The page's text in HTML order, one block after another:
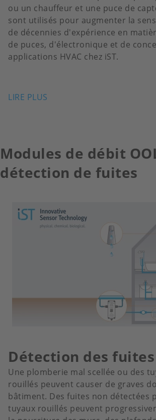
ou un chauffeur et une puce de
sont utilisés pour augmenter la
de décennies d'expérience en
de puces, d'électronique et de
applications HVAC chez iST.
LIRE PLUS
Modules de débit
détection de fuites
Détection des fuites
Une plomberie mal scellée ou des
rouillés peuvent causer de graves
bâtiment. Des fuites non détectées
tuyaux rouillés peuvent